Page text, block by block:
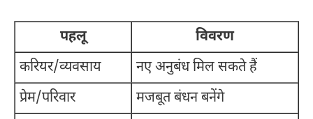
पहलू
विवरण
करियर/व्यवसाय
नए अनुबंध मिल सकते हैं
प्रेम/परिवार
मजबूत बंधन बनेंगे